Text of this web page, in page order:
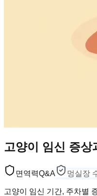
고양이 임신 증상
면역력Q&A 멍실장
고양이 임신 기간, 주차별